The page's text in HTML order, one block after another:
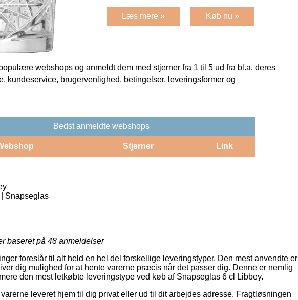
Læs mere » Køb nu »
webshops og anmeldt dem med stjerner fra 1 til 5 ud fra bl.a. deres
kundeservice, brugervenlighed, betingelser, leveringsformer og
Bedst anmeldte webshops
Stjerner Link
Snapseglas
baseret på 48 anmeldelser
foreslår til alt held en hel del forskellige leveringstyper. Den mest anvendte er
dig mulighed for at hente varerne præcis når det passer dig. Denne er nemlig
den mest letkøbte leveringstype ved køb af Snapseglas 6 cl Libbey.
leveret hjem til dig privat eller ud til dit arbejdes adresse. Fragtløsningen